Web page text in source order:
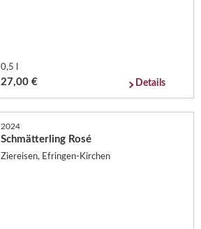
0,5 l
27,00 € Details
2024
Schmätterling Rosé
Ziereisen, Efringen-Kirchen